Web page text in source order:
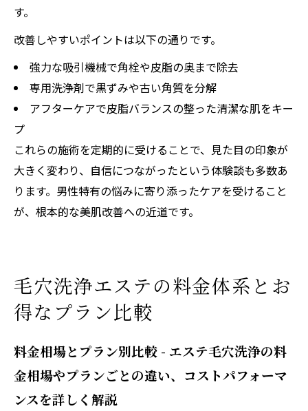
す。
改善しやすいポイントは以下の通りです。
強力な吸引機械で角栓や皮脂の奥まで除去
専用洗浄剤で黒ずみや古い角質を分解
アフターケアで皮脂バランスの整った清潔な肌をキー
プ
これらの施術を定期的に受けることで、見た目の印象が
大きく変わり、自信につながったという体験談も多数あ
ります。男性特有の悩みに寄り添ったケアを受けること
が、根本的な美肌改善への近道です。
毛穴洗浄エステの料金体系とお
得なプラン比較
料金相場とプラン別比較 - エステ毛穴洗浄の料
金相場やプランごとの違い、コストパフォーマ
ンスを詳しく解説